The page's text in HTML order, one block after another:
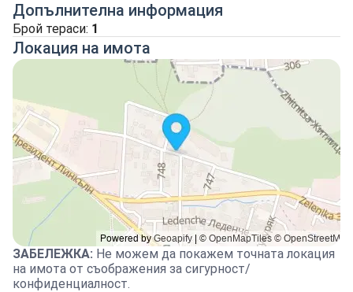
Допълнителна информация
Брой тераси: 1
Локация на имота
ЗАБЕЛЕЖКА: Не можем да покажем точната локация
на имота от съображения за сигурност/
конфиденциалност.